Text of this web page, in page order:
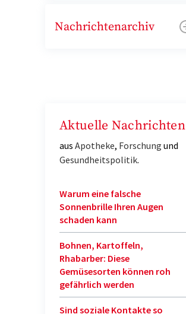
Nachrichtenarchiv
Aktuelle Nachrichten
aus Apotheke, Forschung und
Gesundheitspolitik.
Warum eine falsche
Sonnenbrille Ihren Augen
schaden kann
Bohnen, Kartoffeln,
Rhabarber: Diese
Gemüsesorten können roh
gefährlich werden
Sind soziale Kontakte so